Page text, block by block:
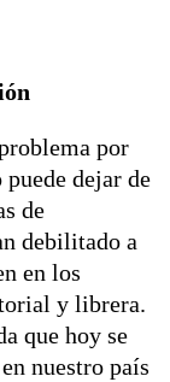
por
dejar de
de
debilitado a
en los
y librera.
que hoy se
nuestro país